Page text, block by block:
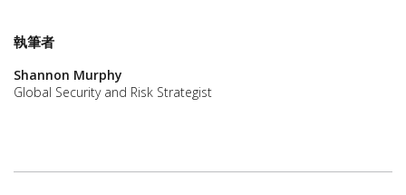
執筆者
Shannon Murphy
Global Security and Risk Strategist